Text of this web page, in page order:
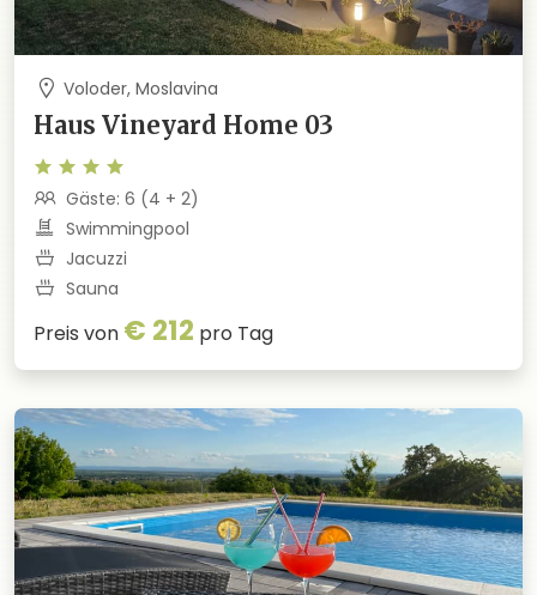
Voloder, Moslavina
Haus Vineyard Home 03
Gäste: 6 (4 + 2)
Swimmingpool
Jacuzzi
Sauna
Preis von € 212 pro Tag